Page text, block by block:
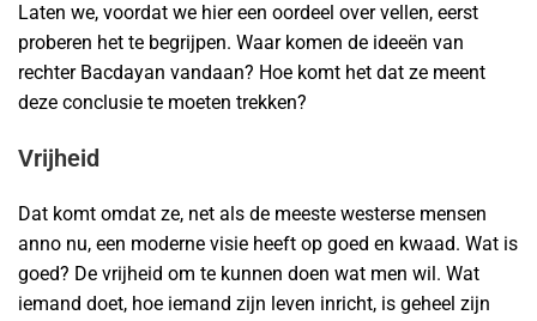
Laten we, voordat we hier een oordeel over vellen, eerst
proberen het te begrijpen. Waar komen de ideeën van
rechter Bacdayan vandaan? Hoe komt het dat ze meent
deze conclusie te moeten trekken?
Vrijheid
Dat komt omdat ze, net als de meeste westerse mensen
anno nu, een moderne visie heeft op goed en kwaad. Wat is
goed? De vrijheid om te kunnen doen wat men wil. Wat
iemand doet, hoe iemand zijn leven inricht, is geheel zijn